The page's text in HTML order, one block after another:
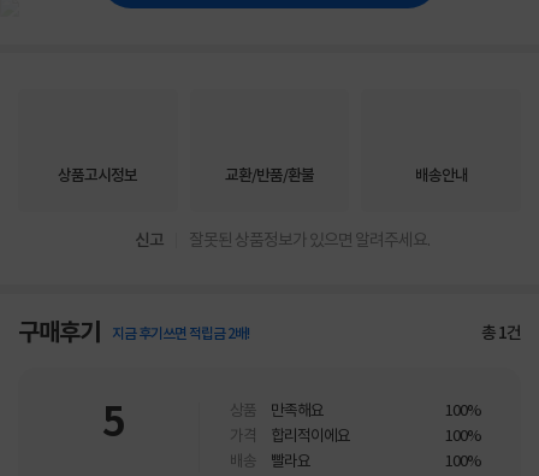
상품고시정보 교환/반품/환불 배송안내
신고 잘못된 상품정보가 있으면 알려주세요.
구매후기 지금 후기쓰면 적립금 2배! 총1건
5 상품 만족해요
100%
가격
합리적이에요
100%
배송
빨라요 100%